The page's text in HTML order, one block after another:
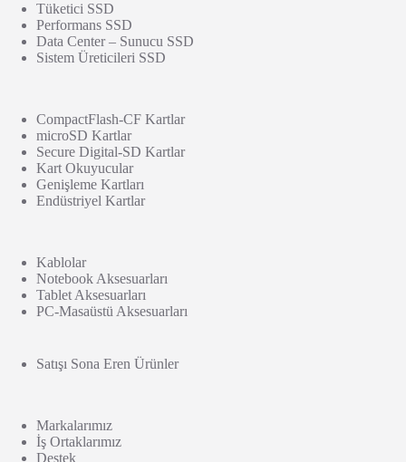
Tüketici SSD
Performans SSD
Data Center – Sunucu SSD
Sistem Üreticileri SSD
CompactFlash-CF Kartlar
microSD Kartlar
Secure Digital-SD Kartlar
Kart Okuyucular
Genişleme Kartları
Endüstriyel Kartlar
Kablolar
Notebook Aksesuarları
Tablet Aksesuarları
PC-Masaüstü Aksesuarları
Satışı Sona Eren Ürünler
Markalarımız
İş Ortaklarımız
Destek